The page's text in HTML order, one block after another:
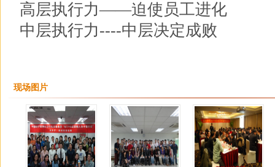
高层执行力——迫使员工进化
中层执行力----中层决定成败
现场图片